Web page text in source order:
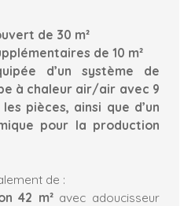
de 30 m²
de 10 m²
d’un système de
à chaleur air/air avec 9
pièces, ainsi que d’un
pour la production
de :
42 m²avec adoucisseur